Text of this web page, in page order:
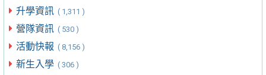
升學資訊 ( 1,311 )
營隊資訊 ( 530 )
活動快報 ( 8,156 )
新生入學 ( 306 )